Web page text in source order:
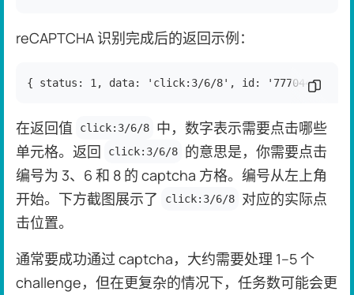
reCAPTCHA 识别完成后的返回示例：
{ status: 1, data: 'click:3/6/8', id: 复制代
在返回值 click:3/6/8
中，数字表示需要点击哪些
单元格。返回
click:3/6/8
的意思是，你需要点击
编号为 3、6 和 8 的 captcha 方格。编号从左上角
开始。下方截图展示了
click:3/6/8
对应的实际点
击位置。
通常要成功通过 captcha，大约需要处理 1–5 个
challenge，但在更复杂的情况下，任务数可能会更